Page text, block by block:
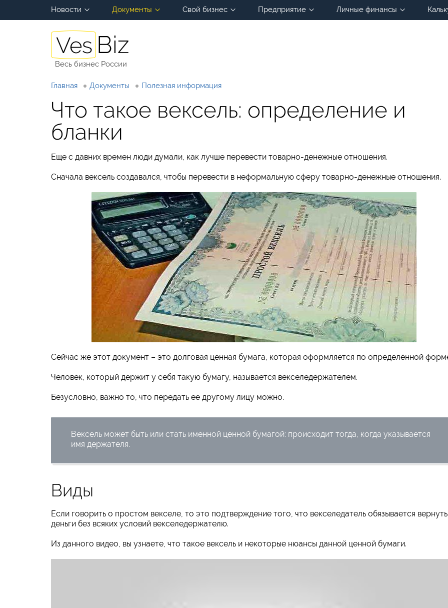
Новости Документы Свой бизнес Предприятие Личные финансы
Весь бизнес России
Главная Документы Полезная информация
Что такое вексель: определение и
бланки
Еще с давних времен люди думали, как лучше перевести товарно-денежные отношения.
Сначала вексель создавался, чтобы перевести в неформальную сферу товарно-денежные отношения.
Сейчас же этот документ – это долговая ценная бумага, которая оформляется по определённой
Человек, который держит у себя такую бумагу, называется векселедержателем.
Безусловно, важно то, что передать ее другому лицу можно.
Вексель может быть или стать именной ценной бумагой: происходит тогда, когда указывается
имя держателя.
Виды
Если говорить о простом векселе, то это подтверждение того, что векселедатель обязывается вернуть
деньги без всяких условий векселедержателю.
Из данного видео, вы узнаете, что такое вексель и некоторые нюансы данной ценной бумаги.